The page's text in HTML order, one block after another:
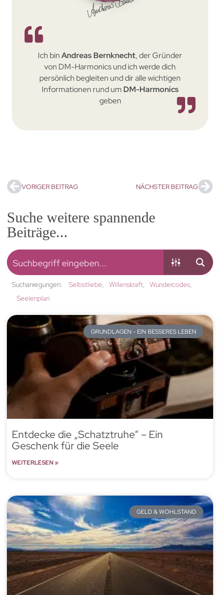
Ich binAndreas Bernknecht, der Gründer
von DM-Harmonics und ich werde dich
persönlich begleiten und dir alle wichtigen
Informationen rund um DM-Harmonics
geben
VORIGER BEITRAG NÄCHSTER BEITRAG
Suche weitere spannende
Beiträge...
Suchanregungen: Selbstliebe Willenskraft
Wundercodes
Seelenplan
GRUNDLAGEN - EIN BESSERES LEBEN
Entdecke die „Schatztruhe“ – Ein
Geschenk für die Seele
WEITERLESEN »
GELD & WOHLSTAND